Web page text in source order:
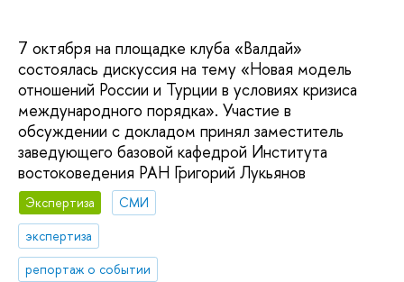
7 октября на площадке клуба «Валдай»
состоялась дискуссия на тему «Новая модель
отношений России и Турции в условиях кризиса
международного порядка». Участие в
обсуждении с докладом принял заместитель
заведующего базовой кафедрой Института
востоковедения РАН Григорий Лукьянов
Экспертиза
СМИ
экспертиза
репортаж о событии